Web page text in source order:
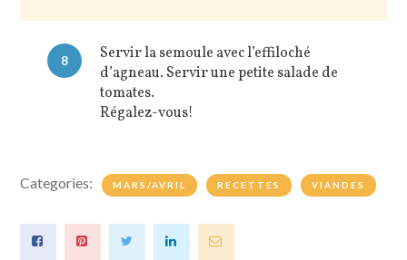
8
Servir la semoule avec l’effiloché
d’agneau. Servir une petite salade de
tomates.
Régalez-vous!
Categories: MARS/AVRIL RECETTES VIANDES